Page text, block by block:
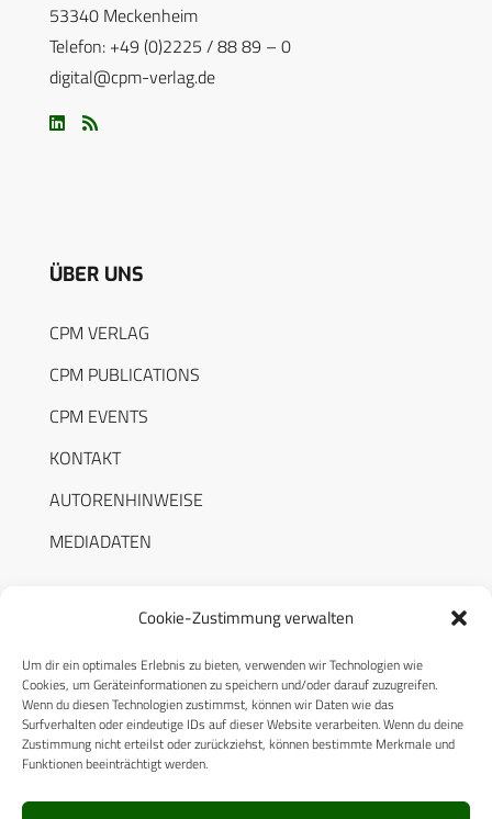
Cookie-Zustimmung verwalten
Um dir ein optimales Erlebnis zu bieten, verwenden wir Technologien wie
Cookies, um Geräteinformationen zu speichern und/oder darauf zuzugreifen.
Wenn du diesen Technologien zustimmst, können wir Daten wie das
Surfverhalten oder eindeutige IDs auf dieser Website verarbeiten. Wenn du deine
Zustimmung nicht erteilst oder zurückziehst, können bestimmte Merkmale und
Funktionen beeinträchtigt werden.
53340 Meckenheim
Telefon: +49 (0)2225 / 88 89 – 0
digital@cpm-verlag.de
ÜBER UNS
CPM VERLAG
CPM PUBLICATIONS
CPM EVENTS
KONTAKT
AUTORENHINWEISE
MEDIADATEN
RECHTLICHES
Datenschutzerklärung
Cookie-Richtlinie (EU)